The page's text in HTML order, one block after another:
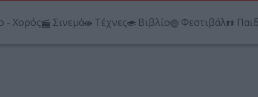
- Χορός Σινεμά Τέχνες Βιβλίο Φεστιβάλ